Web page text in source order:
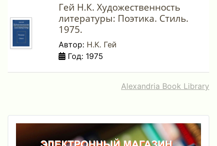
Гей Н.К. Художественность
литературы: Поэтика. Стиль.
1975.
Автор: Н.К. Гей
Год: 1975
Alexandria Book Library